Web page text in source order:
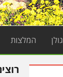
המלצות